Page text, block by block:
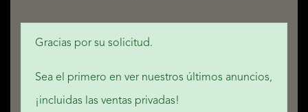
Gracias por su solicitud.
Sea el primero en ver nuestros últimos anuncios,
¡incluidas las ventas privadas!